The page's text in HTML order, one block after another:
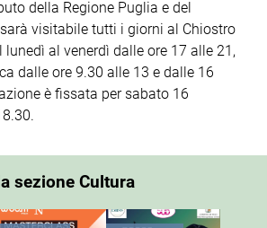
della Regione Puglia e del
visitabile tutti i giorni al Chiostro
lunedì al venerdì dalle ore 17 alle 21,
dalle ore 9.30 alle 13 e dalle 16
è fissata per sabato 16
sezione Cultura